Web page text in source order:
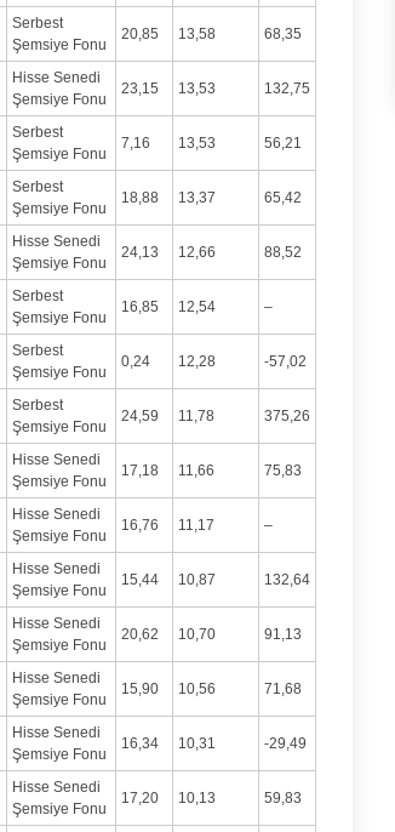
Serbest
Şemsiye Fonu
20,85 13,58 68,35
Hisse Senedi
Şemsiye Fonu
23,15 13,53 132,75
Serbest
Şemsiye Fonu
7,16 13,53 56,21
Serbest
Şemsiye Fonu
18,88 13,37 65,42
Hisse Senedi
Şemsiye Fonu
24,13 12,66 88,52
Serbest
Şemsiye Fonu
16,85 12,54 –
Serbest
Şemsiye Fonu
0,24 12,28 -57,02
Serbest
Şemsiye Fonu
24,59 11,78 375,26
Hisse Senedi
Şemsiye Fonu
17,18 11,66 75,83
Hisse Senedi
Şemsiye Fonu
16,76 11,17 –
Hisse Senedi
Şemsiye Fonu
15,44 10,87 132,64
Hisse Senedi
Şemsiye Fonu
20,62 10,70 91,13
Hisse Senedi
Şemsiye Fonu
15,90 10,56 71,68
Hisse Senedi
Şemsiye Fonu
16,34 10,31 -29,49
Hisse Senedi
Şemsiye Fonu
17,20 10,13 59,83